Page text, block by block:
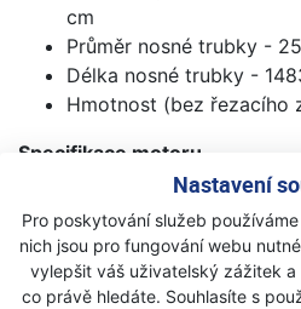
Nastavení
Pro poskytování služeb
nich jsou pro fungování webu
vylepšit váš uživatelský zážitek
co právě hledáte. Souhlasíte s
cm
Průměr nosné trubky -
Délka nosné trubky -
Hmotnost (bez řezacího
Specifikace motoru
Vnitřní průměr válce -
Zdvihový objem válce -
Zdvih válce - 27 mm
Mezera mezi